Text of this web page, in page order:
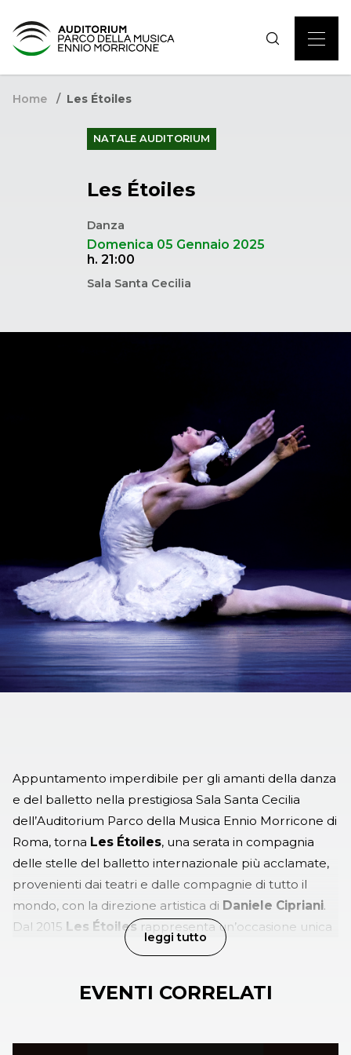
Home Les Étoiles
NATALE AUDITORIUM
Les Étoiles
Danza
Domenica 05 Gennaio 2025
h. 21:00
Sala Santa Cecilia
Appuntamento imperdibile per gli amanti della danza
e del balletto nella prestigiosa Sala Santa Cecilia
dell’Auditorium Parco della Musica Ennio Morricone di
Roma, torna Les Étoiles, una serata in compagnia
delle stelle del balletto internazionale più acclamate,
provenienti dai teatri e dalle compagnie di tutto il
mondo, con la direzione artistica di Daniele Cipriani.
Dal 2015 Les Étoiles rappresenta un’occasione unica
per assistere ai “virtuosismi in volo e sulle punte” dei
programma eterogeneo, composto da estratti dai più
leggi tutto
EVENTI CORRELATI